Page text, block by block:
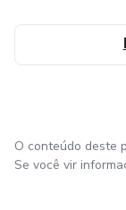
O conteúdo deste
Se você vir